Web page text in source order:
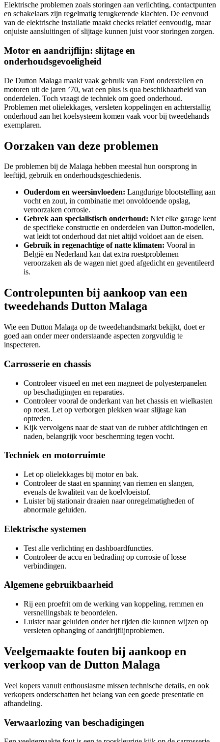
Elektrische problemen zoals storingen aan verlichting, contactpunten
en schakelaars zijn regelmatig terugkerende klachten. De eenvoud
van de elektrische installatie maakt checks relatief eenvoudig, maar
onjuiste aansluitingen of slijtage kunnen juist voor storingen zorgen.
Motor en aandrijflijn: slijtage en
onderhoudsgevoeligheid
De Dutton Malaga maakt vaak gebruik van Ford onderstellen en
motoren uit de jaren ’70, wat een plus is qua beschikbaarheid van
onderdelen. Toch vraagt de techniek om goed onderhoud.
Problemen met olielekkages, versleten koppelingen en achterstallig
onderhoud aan het koelsysteem komen vaak voor bij tweedehands
exemplaren.
Oorzaken van deze problemen
De problemen bij de Malaga hebben meestal hun oorsprong in
leeftijd, gebruik en onderhoudsgeschiedenis.
Ouderdom en weersinvloeden: Langdurige blootstelling aan
vocht en zout, in combinatie met onvoldoende opslag,
veroorzaken corrosie.
Gebrek aan specialistisch onderhoud: Niet elke garage kent
de specifieke constructie en onderdelen van Dutton-modellen,
wat leidt tot onderhoud dat niet altijd voldoet aan de eisen.
Gebruik in regenachtige of natte klimaten: Vooral in
België en Nederland kan dat extra roestproblemen
veroorzaken als de wagen niet goed afgedicht en geventileerd
is.
Controlepunten bij aankoop van een
tweedehands Dutton Malaga
Wie een Dutton Malaga op de tweedehandsmarkt bekijkt, doet er
goed aan onder meer onderstaande aspecten zorgvuldig te
inspecteren.
Carrosserie en chassis
Controleer visueel en met een magneet de polyesterpanelen
op beschadigingen en reparaties.
Controleer vooral de onderkant van het chassis en wielkasten
op roest. Let op verborgen plekken waar slijtage kan
optreden.
Kijk vervolgens naar de staat van de rubber afdichtingen en
naden, belangrijk voor bescherming tegen vocht.
Techniek en motorruimte
Let op olielekkages bij motor en bak.
Controleer de staat en spanning van riemen en slangen,
evenals de kwaliteit van de koelvloeistof.
Luister bij stationair draaien naar onregelmatigheden of
abnormale geluiden.
Elektrische systemen
Test alle verlichting en dashboardfuncties.
Controleer de accu en bedrading op corrosie of losse
verbindingen.
Algemene gebruikbaarheid
Rij een proefrit om de werking van koppeling, remmen en
versnellingsbak te beoordelen.
Luister naar geluiden onder het rijden die kunnen wijzen op
versleten ophanging of aandrijflijnproblemen.
Veelgemaakte fouten bij aankoop en
verkoop van de Dutton Malaga
Veel kopers vanuit enthousiasme missen technische details, en ook
verkopers onderschatten het belang van een goede presentatie en
afhandeling.
Verwaarlozing van beschadigingen